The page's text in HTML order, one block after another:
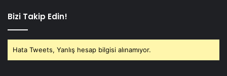
Bizi Takip Edin!
Hata Tweets, Yanlış hesap bilgisi alınamıyor.